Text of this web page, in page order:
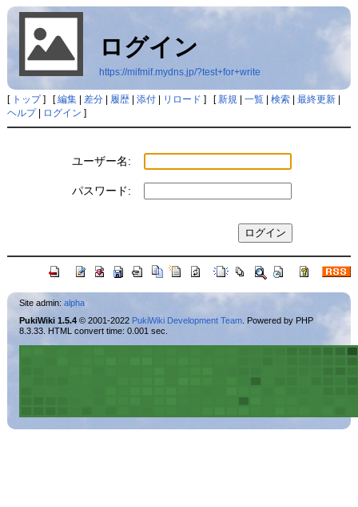
ログイン
https://mifmif.mydns.jp/?test+for+write
[ トップ] [編集| 差分| 履歴| 添付| リロード ] [新規| 一覧| 検索| 最終更新|
ヘルプ| ログイン ]
ユーザー名:
パスワード:
Site admin: alpha
PukiWiki 1.5.4© 2001-2022 PukiWiki Development Team. Powered by PHP
8.3.33. HTML convert time: 0.001 sec.